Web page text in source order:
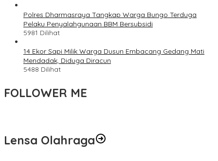
Polres Dharmasraya Tangkap Warga Bungo Terduga
Pelaku Penyalahgunaan BBM Bersubsidi
5981 Dilihat
14 Ekor Sapi Milik Warga Dusun Embacang Gedang Mati
Mendadak, Diduga Diracun
5488 Dilihat
FOLLOWER ME
Lensa Olahraga